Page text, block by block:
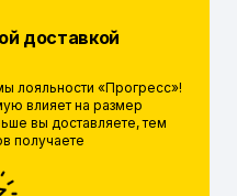
доставкой
лояльности «Прогресс»!
влияет на размер
вы доставляете, тем
получаете